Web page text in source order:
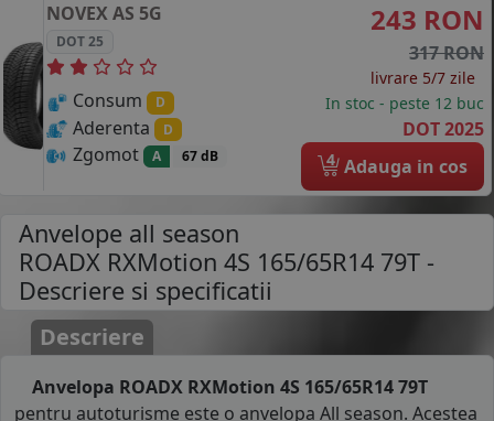
NOVEX AS 5G
DOT 25
Consum D
Aderenta D
Zgomot A 67 dB
243 RON
317 RON
livrare 5/7 zile
In stoc - peste 12 buc
DOT 2025
4 Adauga in cos
Anvelope all season
ROADX RXMotion 4S 165/65R14 79T -
Descriere si specificatii
Descriere
Anvelopa ROADX RXMotion 4S 165/65R14 79T
pentru autoturisme este o anvelopa All season. Acestea